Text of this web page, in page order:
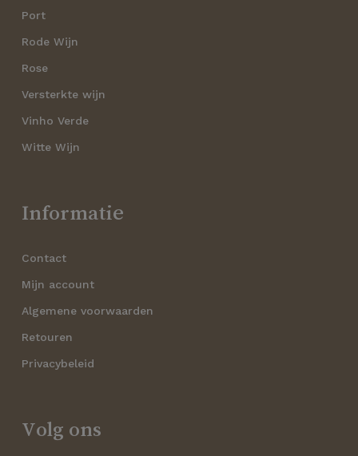
Port
Rode Wijn
Rose
Versterkte wijn
Vinho Verde
Witte Wijn
Informatie
Contact
Mijn account
Algemene voorwaarden
Retouren
Privacybeleid
Volg ons